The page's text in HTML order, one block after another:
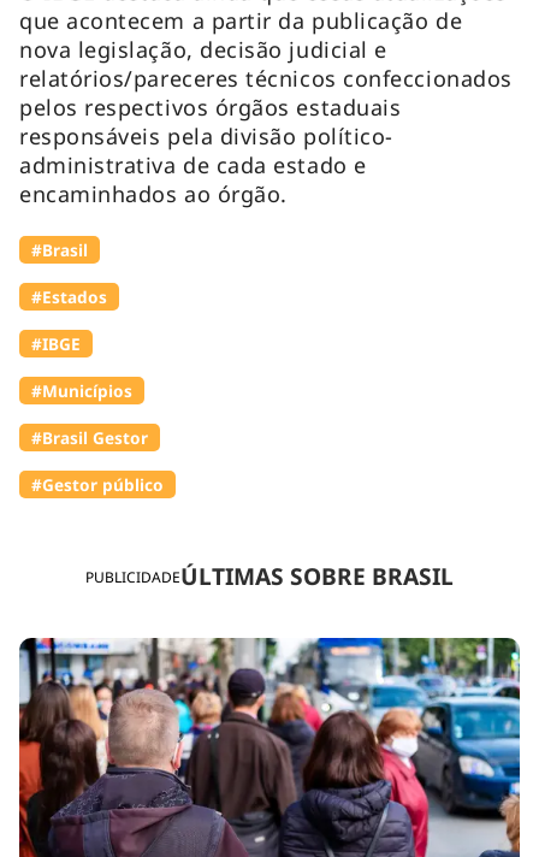
PUBLICIDADEÚLTIMAS SOBRE BRASIL
que acontecem a partir da publicação de
nova legislação, decisão judicial e
relatórios/pareceres técnicos confeccionados
pelos respectivos órgãos estaduais
responsáveis pela divisão político-
administrativa de cada estado e
encaminhados ao órgão.
#Brasil
#Estados
#IBGE
#Municípios
#Brasil Gestor
#Gestor público